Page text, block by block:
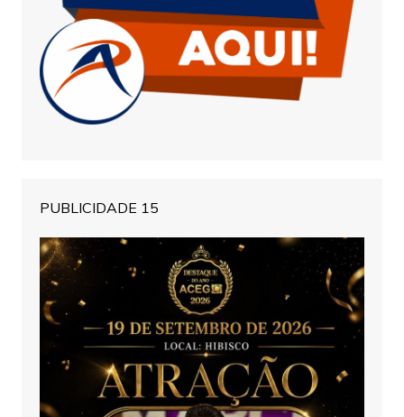
PUBLICIDADE 15